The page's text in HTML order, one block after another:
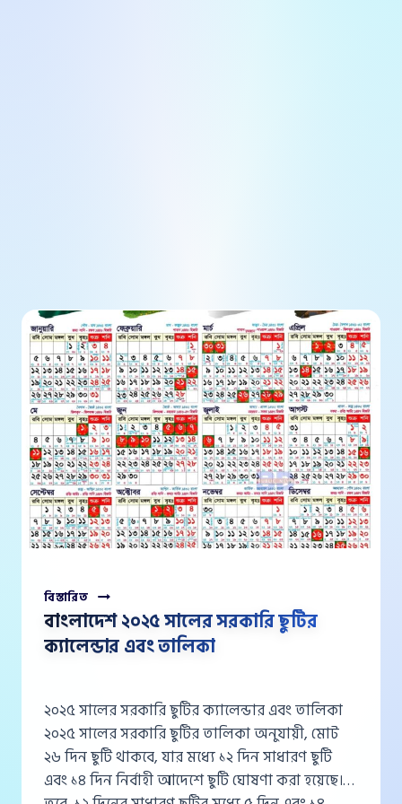
বাংলাদেশ ২০২৫ সালের সরকারি ছুটির
ক্যালেন্ডার এবং তালিকা
২০২৫ সালের সরকারি ছুটির ক্যালেন্ডার এবং তালিকা
২০২৫ সালের সরকারি ছুটির তালিকা অনুযায়ী, মোট
২৬ দিন ছুটি থাকবে, যার মধ্যে ১২ দিন সাধারণ ছুটি
এবং ১৪ দিন নির্বাহী আদেশে ছুটি ঘোষণা করা হয়েছে।
বিস্তারিত বাংলাদেশ
২০২৫
সালের
সরকারি
এবং
তালিকা